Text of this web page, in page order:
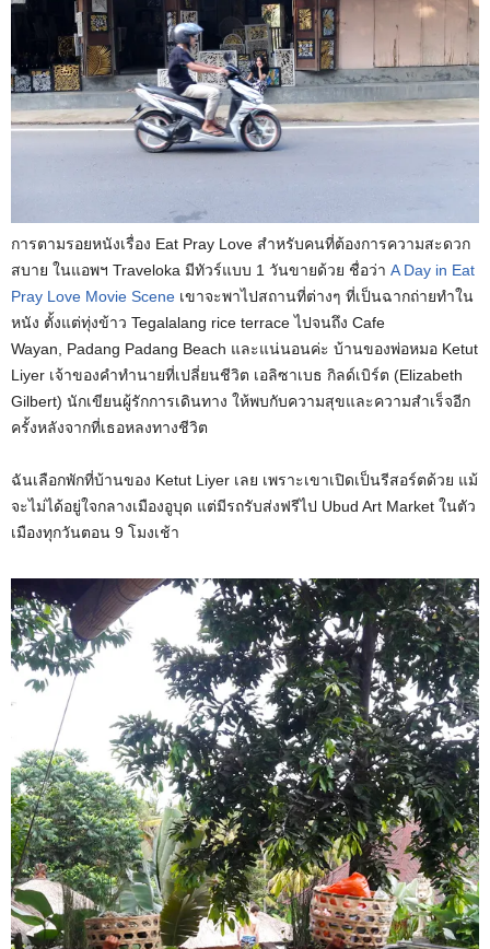
การตามรอยหนังเรื่อง Eat Pray Love สำหรับคนที่ต้องการความสะดวก
สบาย ในแอพฯ Traveloka มีทัวร์แบบ 1 วันขายด้วย ชื่อว่า A Day in Eat
Pray Love Movie Scene เขาจะพาไปสถานที่ต่างๆ ที่เป็นฉากถ่ายทำใน
หนัง ตั้งแต่ทุ่งข้าว Tegalalang rice terrace ไปจนถึง Cafe
Wayan, Padang Padang Beach และแน่นอนค่ะ บ้านของพ่อหมอ Ketut
Liyer เจ้าของคำทำนายที่เปลี่ยนชีวิต เอลิซาเบธ กิลด์เบิร์ต (Elizabeth
Gilbert) นักเขียนผู้รักการเดินทาง ให้พบกับความสุขและความสำเร็จอีก
ครั้งหลังจากที่เธอหลงทางชีวิต
ฉันเลือกพักที่บ้านของ Ketut Liyer เลย เพราะเขาเปิดเป็นรีสอร์ตด้วย แม้
จะไม่ได้อยู่ใจกลางเมืองอูบุด แต่มีรถรับส่งฟรีไป Ubud Art Market ในตัว
เมืองทุกวันตอน 9 โมงเช้า